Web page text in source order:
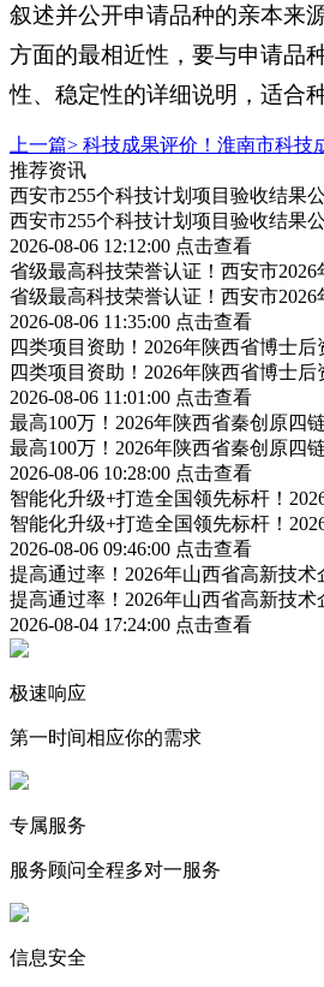
叙述并公开申请品种的亲本来
方面的最相近性，要与申请品
性、稳定性的详细说明，适合
上一篇> 科技成果评价！淮南市科技
推荐资讯
西安市255个科技计划项目验收结果
西安市255个科技计划项目验收结果
2026-08-06 12:12:00 点击查看
省级最高科技荣誉认证！西安市
省级最高科技荣誉认证！西安市
2026-08-06 11:35:00 点击查看
四类项目资助！2026年陕西省博士
四类项目资助！2026年陕西省博士
2026-08-06 11:01:00 点击查看
最高100万！2026年陕西省秦创原四
最高100万！2026年陕西省秦创原四
2026-08-06 10:28:00 点击查看
智能化升级+打造全国领先标杆！
智能化升级+打造全国领先标杆！
2026-08-06 09:46:00 点击查看
提高通过率！2026年山西省高新技
提高通过率！2026年山西省高新技
2026-08-04 17:24:00 点击查看
极速响应
第一时间相应你的需求
专属服务
服务顾问全程多对一服务
信息安全